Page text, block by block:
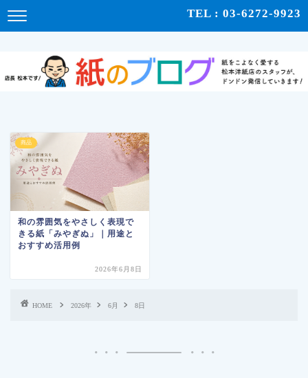
TEL : 03-6272-9923
商品
和の雰囲気をやさしく表現で
きる紙「みやぎぬ」｜用途と
おすすめ活用例
2026年6月8日
HOME 2026年 6月 8日